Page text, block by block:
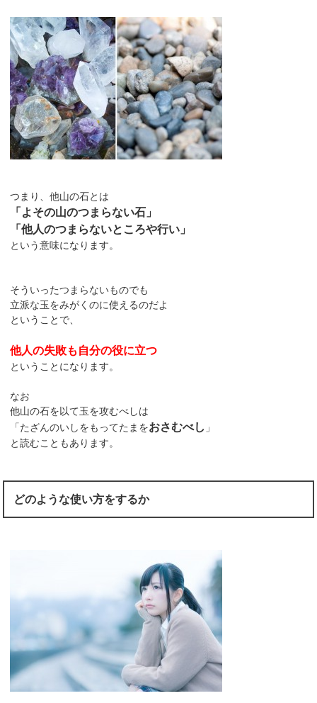
つまり、他山の石とは
「よその山のつまらない石」
「他人のつまらないところや行い」
という意味になります。
そういったつまらないものでも
立派な玉をみがくのに使えるのだよ
ということで、
他人の失敗も自分の役に立つ
ということになります。
なお
他山の石を以て玉を攻むべしは
「たざんのいしをもってたまをおさむべし 」
と読むこともあります。
どのような使い方をするか